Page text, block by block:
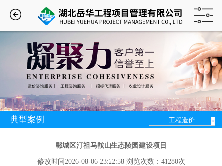
工程造价
典型案例
鄂城区汀祖马鞍山生态陵园建设项目
修改时间2026-08-06 23:22:58 浏览次数：41280次